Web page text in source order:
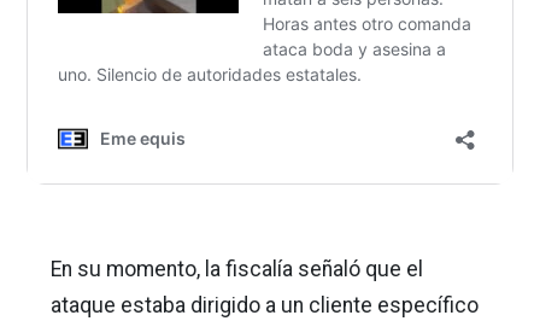
En su momento, la fiscalía señaló que el
ataque estaba dirigido a un cliente específico